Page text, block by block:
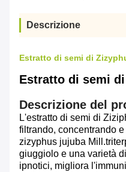
Descrizione
Estratto di semi di
Estratto di semi
Descrizione del
L'estratto di semi di
filtrando, concentrando
zizyphus jujuba
giuggiolo e una varietà
ipnotici, migliora